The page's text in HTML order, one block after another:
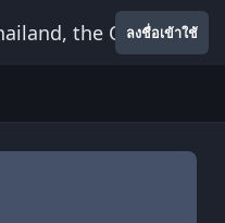
the Onlyลงชื่อเข้าใช้